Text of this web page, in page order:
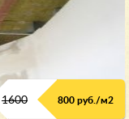
1600 800 руб./м2